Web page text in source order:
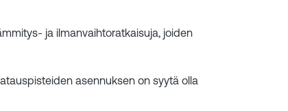
ja ilmanvaihtoratkaisuja, joiden
asennuksen on syytä olla